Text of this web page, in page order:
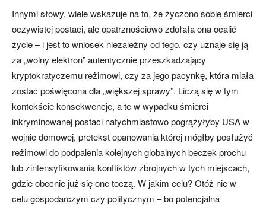
Innymi słowy, wiele wskazuje na to, że życzono sobie śmierci
oczywistej postaci, ale opatrznościowo zdołała ona ocalić
życie – i jest to wniosek niezależny od tego, czy uznaje się ją
za „wolny elektron” autentycznie przeszkadzający
kryptokratyczemu reżimowi, czy za jego pacynkę, która miała
zostać poświęcona dla „większej sprawy”. Liczą się w tym
kontekście konsekwencje, a te w wypadku śmierci
inkryminowanej postaci natychmiastowo pogrążyłyby USA w
wojnie domowej, pretekst opanowania której mógłby posłużyć
reżimowi do podpalenia kolejnych globalnych beczek prochu
lub zintensyfikowania konfliktów zbrojnych w tych miejscach,
gdzie obecnie już się one toczą. W jakim celu? Otóż nie w
celu gospodarczym czy politycznym – bo potencjalna